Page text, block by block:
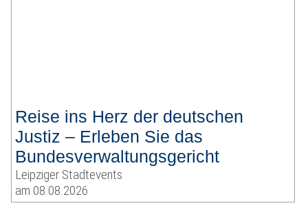
Reise ins Herz der deutschen
Justiz – Erleben Sie das
Bundesverwaltungsgericht
Leipziger Stadtevents
am 08.08.2026